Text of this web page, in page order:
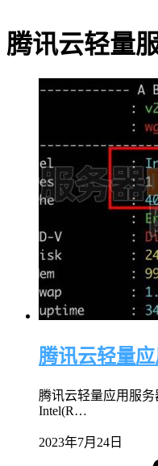
腾讯云轻量
腾讯云轻量
腾讯云轻量应用服
Intel(R…
2023年7月24日